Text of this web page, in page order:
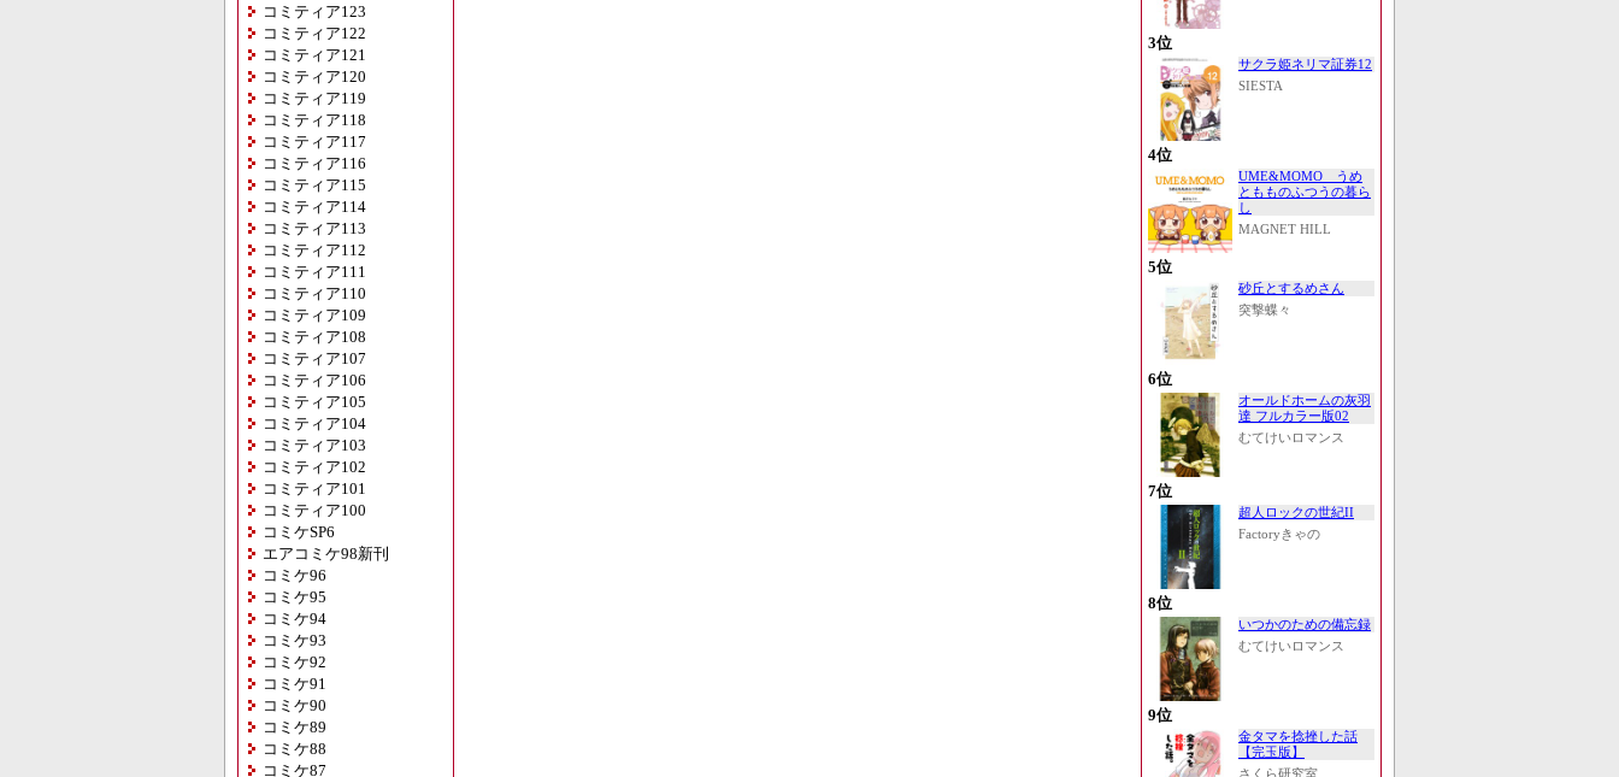
コミティア123
コミティア122
コミティア121
コミティア120
コミティア119
コミティア118
コミティア117
コミティア116
コミティア115
コミティア114
コミティア113
コミティア112
コミティア111
コミティア110
コミティア109
コミティア108
コミティア107
コミティア106
コミティア105
コミティア104
コミティア103
コミティア102
コミティア101
コミティア100
コミケSP6
エアコミケ98新刊
コミケ96
コミケ95
コミケ94
コミケ93
コミケ92
コミケ91
コミケ90
コミケ89
コミケ88
コミケ87
3位
サクラ姫ネリマ証券12
SIESTA
4位
UME&MOMO うめ
ともものふつうの暮ら
し
MAGNET HILL
5位
砂丘とするめさん
突撃蝶々
6位
オールドホームの灰羽
達 フルカラー版02
むてけいロマンス
7位
超人ロックの世紀II
Factoryきゃの
8位
いつかのための備忘録
むてけいロマンス
9位
金タマを捻挫した話
【完玉版】
さくら研究室